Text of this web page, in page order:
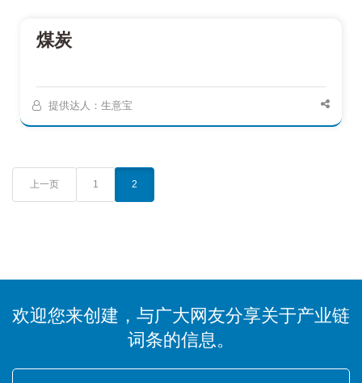
煤炭
提供达人：生意宝
上一页 1 2
欢迎您来创建，与广大网友分享关于产业链
词条的信息。